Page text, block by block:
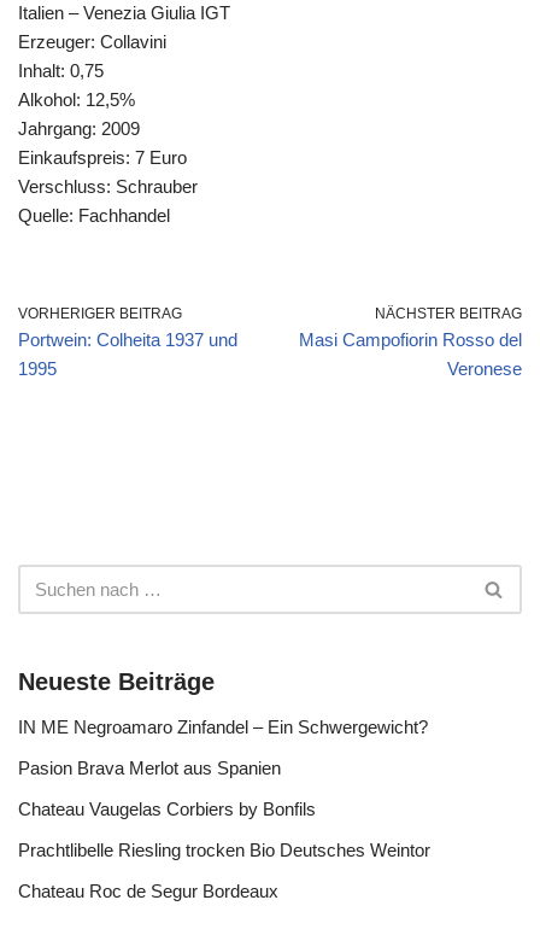
Italien – Venezia Giulia IGT
Erzeuger: Collavini
Inhalt: 0,75
Alkohol: 12,5%
Jahrgang: 2009
Einkaufspreis: 7 Euro
Verschluss: Schrauber
Quelle: Fachhandel
VORHERIGER BEITRAG
Portwein: Colheita 1937 und
1995
NÄCHSTER BEITRAG
Masi Campofiorin Rosso del
Veronese
Neueste Beiträge
IN ME Negroamaro Zinfandel – Ein Schwergewicht?
Pasion Brava Merlot aus Spanien
Chateau Vaugelas Corbiers by Bonfils
Prachtlibelle Riesling trocken Bio Deutsches Weintor
Chateau Roc de Segur Bordeaux